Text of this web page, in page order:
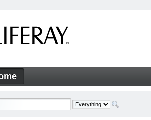
mao ga o moi nguyen nhan dau